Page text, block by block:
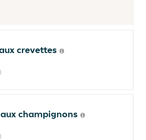
crevettes
champignons